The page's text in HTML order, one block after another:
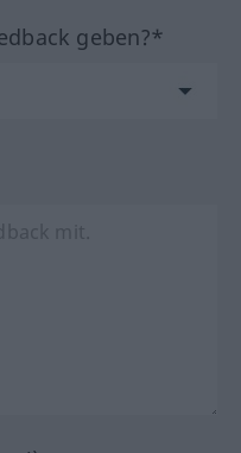
geben?*